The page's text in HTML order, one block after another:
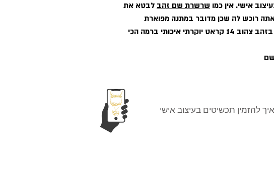
אישי. אין כמו שרשרת שם זהב לבטא את
רוכש לה שכן מדובר במתנה מפוארת
שנשארת לעד. הזמינו כל שם בזהב צהוב 14 קראט יוקרתי איכותי ברמה הכי
שם